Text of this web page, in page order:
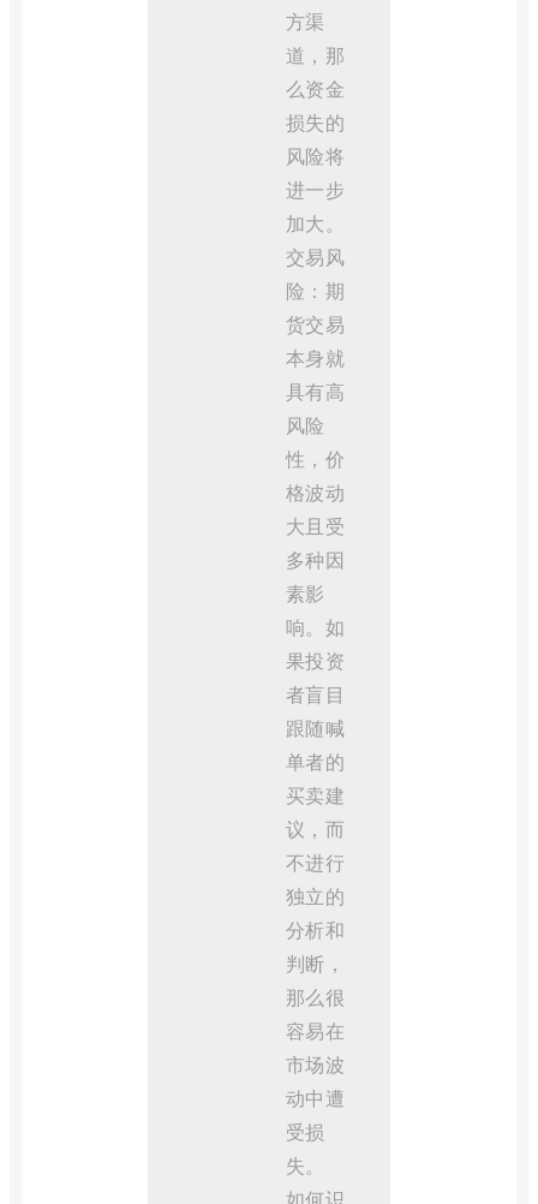
方渠
道，那
么资金
损失的
风险将
进一步
加大。
交易风
险：期
货交易
本身就
具有高
风险
性，价
格波动
大且受
多种因
素影
响。如
果投资
者盲目
跟随喊
单者的
买卖建
议，而
不进行
独立的
分析和
判断，
那么很
容易在
市场波
动中遭
受损
失。